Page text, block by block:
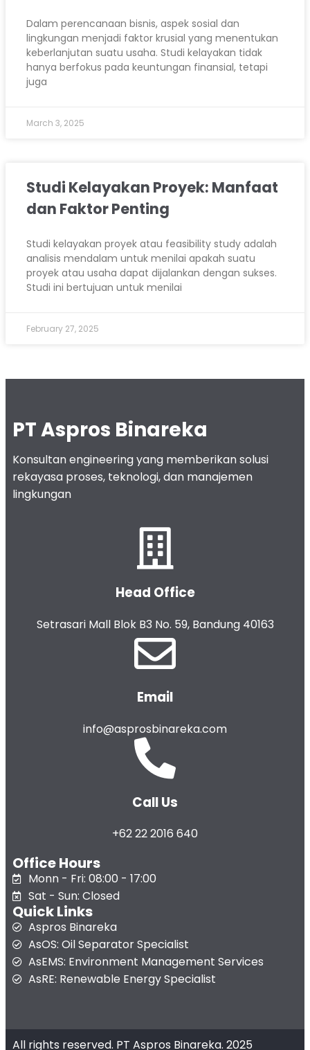
Dalam perencanaan bisnis, aspek sosial dan
lingkungan menjadi faktor krusial yang menentukan
keberlanjutan suatu usaha. Studi kelayakan tidak
hanya berfokus pada keuntungan finansial, tetapi
juga
March 3, 2025
Studi Kelayakan Proyek: Manfaat
dan Faktor Penting
Studi kelayakan proyek atau feasibility study adalah
analisis mendalam untuk menilai apakah suatu
proyek atau usaha dapat dijalankan dengan sukses.
Studi ini bertujuan untuk menilai
February 27, 2025
PT Aspros Binareka
Konsultan engineering yang memberikan solusi
rekayasa proses, teknologi, dan manajemen
lingkungan
Head Office
Setrasari Mall Blok B3 No. 59, Bandung 40163
Email
info@asprosbinareka.com
Call Us
+62 22 2016 640
Office Hours
Monn - Fri: 08:00 - 17:00
Sat - Sun: Closed
Quick Links
Aspros Binareka
AsOS: Oil Separator Specialist
AsEMS: Environment Management Services
AsRE: Renewable Energy Specialist
All rights reserved. PT Aspros Binareka. 2025